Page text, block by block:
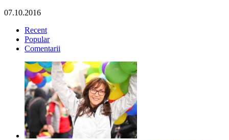
07.10.2016
Recent
Popular
Comentarii